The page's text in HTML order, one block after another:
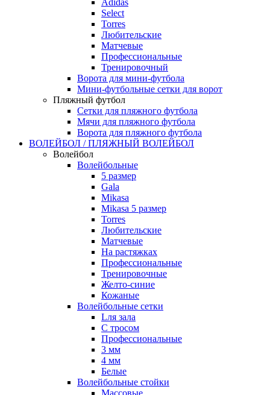
Adidas
Select
Torres
Любительские
Матчевые
Профессиональные
Тренировочный
Ворота для мини-футбола
Мини-футбольные сетки для ворот
Пляжный футбол
Сетки для пляжного футбола
Мячи для пляжного футбола
Ворота для пляжного футбола
ВОЛЕЙБОЛ / ПЛЯЖНЫЙ ВОЛЕЙБОЛ
Волейбол
Волейбольные
5 размер
Gala
Mikasa
Mikasa 5 размер
Torres
Любительские
Матчевые
На растяжках
Профессиональные
Тренировочные
Желто-синие
Кожаные
Волейбольные сетки
Lля зала
C тросом
Профессиональные
3 мм
4 мм
Белые
Волейбольные стойки
Массовые